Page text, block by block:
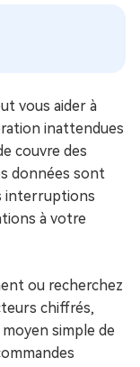
vous aider à
inattendues
couvre des
données sont
interruptions
à votre
ou recherchez
chiffrés,
simple de